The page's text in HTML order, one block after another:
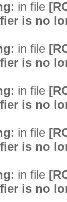
: in file
is no
: in file
is no
: in file
is no
: in file
is no
: in file
is no